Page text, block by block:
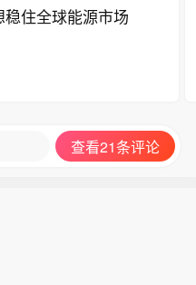
住全球能源市场
查看21条评论